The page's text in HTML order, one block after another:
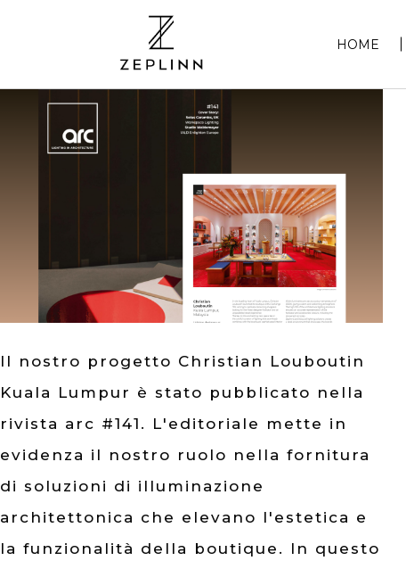
HOME
Il nostro progetto Christian Louboutin
Kuala Lumpur è stato pubblicato nella
rivista arc #141. L'editoriale mette in
evidenza il nostro ruolo nella fornitura
di soluzioni di illuminazione
architettonica che elevano l'estetica e
la funzionalità della boutique. In questo